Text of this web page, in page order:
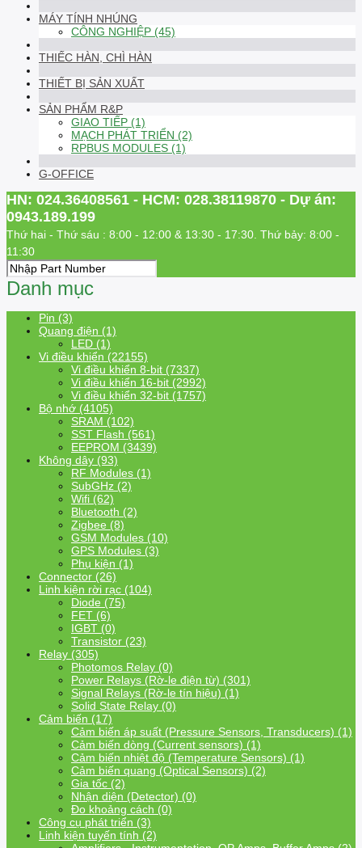
MÁY TÍNH NHÚNG
CÔNG NGHIỆP (45)
THIẾC HÀN, CHÌ HÀN
THIẾT BỊ SẢN XUẤT
SẢN PHẨM R&P
GIAO TIẾP (1)
MẠCH PHÁT TRIỂN (2)
RPBUS MODULES (1)
G-OFFICE
HN: 024.36408561 - HCM: 028.38119870 - Dự án:
0943.189.199
Thứ hai - Thứ sáu : 8:00 - 12:00 & 13:30 - 17:30. Thứ bảy: 8:00 -
11:30
Danh mục
Pin (3)
Quang điện (1)
LED (1)
Vi điều khiển (22155)
Vi điều khiển 8-bit (7337)
Vi điều khiển 16-bit (2992)
Vi điều khiển 32-bit (1757)
Bộ nhớ (4105)
SRAM (102)
SST Flash (561)
EEPROM (3439)
Không dây (93)
RF Modules (1)
SubGHz (2)
Wifi (62)
Bluetooth (2)
Zigbee (8)
GSM Modules (10)
GPS Modules (3)
Phụ kiện (1)
Connector (26)
Linh kiện rời rạc (104)
Diode (75)
FET (6)
IGBT (0)
Transistor (23)
Relay (305)
Photomos Relay (0)
Power Relays (Rờ-le điện từ) (301)
Signal Relays (Rờ-le tín hiệu) (1)
Solid State Relay (0)
Cảm biến (17)
Cảm biến áp suất (Pressure Sensors, Transducers) (1)
Cảm biến dòng (Current sensors) (1)
Cảm biến nhiệt độ (Temperature Sensors) (1)
Cảm biến quang (Optical Sensors) (2)
Gia tốc (2)
Nhận diện (Detector) (0)
Đo khoảng cách (0)
Công cụ phát triển (3)
Linh kiện tuyến tính (2)